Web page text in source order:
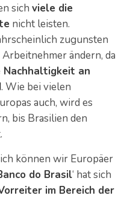
sich viele die
nicht leisten.
zugunsten
ändern, da
Nachhaltigkeit an
. Wie bei vielen
auch, wird es
bis Brasilien den
können wir Europäer
do Brasil‘ hat sich
im Bereich der